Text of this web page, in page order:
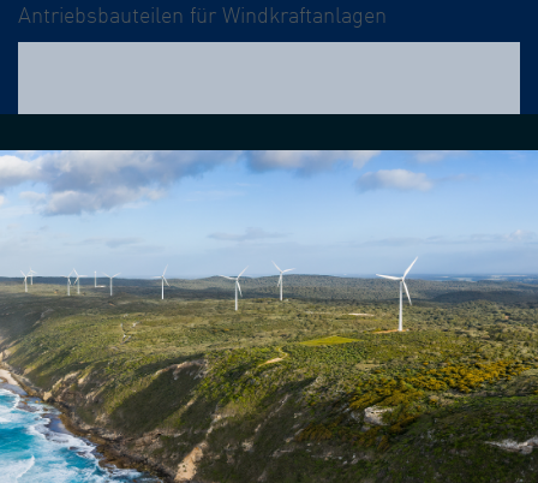
Antriebsbauteilen für Windkraftanlagen